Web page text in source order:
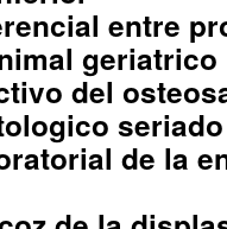
entre
geriatrico
del
seriado
de la